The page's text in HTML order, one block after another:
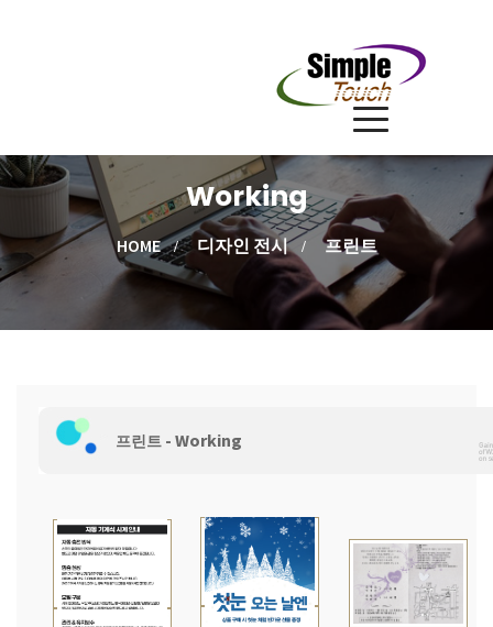
Working
HOME 디자인 전시 프린트
프린트 - Working